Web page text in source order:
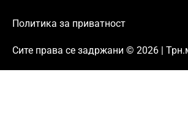
Политика за приватност
Сите права се задржани © 2026 |